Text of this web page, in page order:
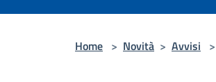
Home > Novità > Avvisi >